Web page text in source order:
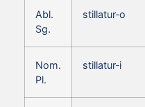
Abl.
Sg.
stillatur‑o
Nom.
Pl.
stillatur‑i